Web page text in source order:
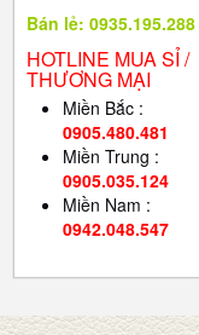
Bán lẻ: 0935.195.288
HOTLINE MUA SỈ /
THƯƠNG MẠI
Miền Bắc :
0905.480.481
Miền Trung :
0905.035.124
Miền Nam :
0942.048.547